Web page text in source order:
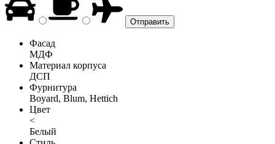
Фасад
МДФ
Материал корпуса
ДСП
Фурнитура
Boyard, Blum, Hettich
Цвет
<
Белый